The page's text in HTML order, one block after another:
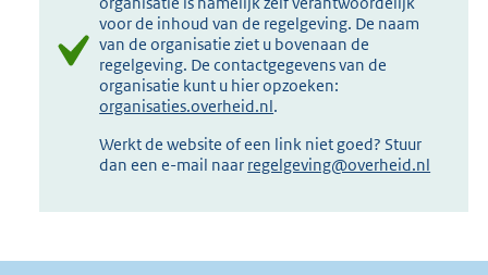
voor de inhoud van de regelgeving. De naam
van de organisatie ziet u bovenaan de
regelgeving. De contactgegevens van de
organisatie kunt u hier opzoeken:
organisaties.overheid.nl.
Werkt de website of een link niet goed? Stuur
dan een e-mail naar regelgeving@overheid.nl